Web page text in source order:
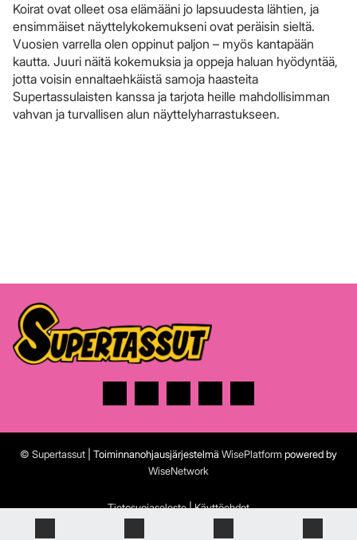
Koirat ovat olleet osa elämääni jo lapsuudesta lähtien, ja
ensimmäiset näyttelykokemukseni ovat peräisin sieltä.
Vuosien varrella olen oppinut paljon – myös kantapään
kautta. Juuri näitä kokemuksia ja oppeja haluan hyödyntää,
jotta voisin ennaltaehkäistä samoja haasteita
Supertassulaisten kanssa ja tarjota heille mahdollisimman
vahvan ja turvallisen alun näyttelyharrastukseen.
© Supertassut | Toiminnanohjausjärjestelmä WisePlatformpowered by
WiseNetwork
Tietosuojaseloste|Käyttöehdot